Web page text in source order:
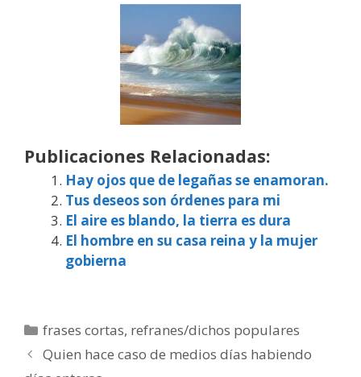
Publicaciones Relacionadas:
Hay ojos que de legañas se enamoran.
Tus deseos son órdenes para mi
El aire es blando, la tierra es dura
El hombre en su casa reina y la mujer
gobierna
Categorías
frases cortas, refranes/dichos populares
Quien hace caso de medios días habiendo